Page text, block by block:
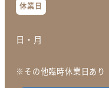
休業日
日・月
※その他臨時休業日あり